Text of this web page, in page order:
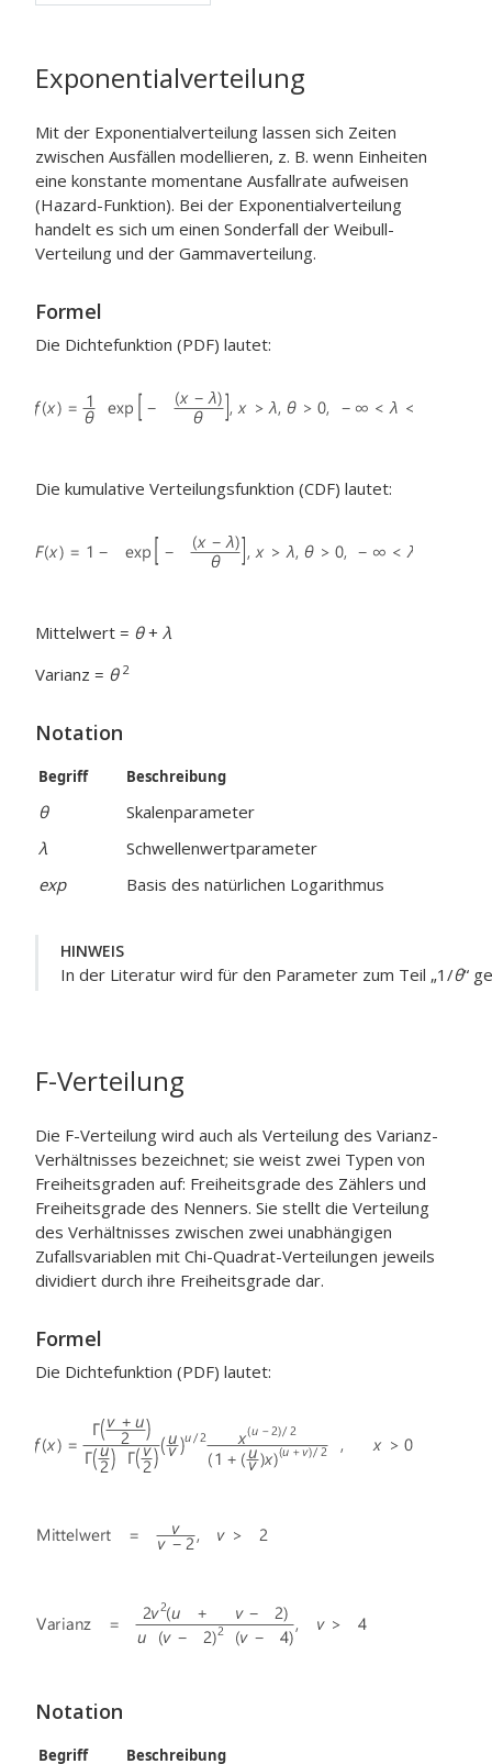
Exponentialverteilung
Mit der Exponentialverteilung lassen sich Zeiten
zwischen Ausfällen modellieren, z. B. wenn Einheiten
eine konstante momentane Ausfallrate aufweisen
(Hazard-Funktion). Bei der Exponentialverteilung
handelt es sich um einen Sonderfall der Weibull-
Verteilung und der Gammaverteilung.
Formel
Die Dichtefunktion (PDF) lautet:
Die kumulative Verteilungsfunktion (CDF) lautet:
Mittelwert = θ+ λ
Varianz = θ 2
Notation
Begriff Beschreibung
θ
Skalenparameter
λ
Schwellenwertparameter
exp
Basis des natürlichen Logarithmus
HINWEIS
In der Literatur wird für den Parameter zum Teil „1/θ“
F-Verteilung
Die F-Verteilung wird auch als Verteilung des Varianz-
Verhältnisses bezeichnet; sie weist zwei Typen von
Freiheitsgraden auf: Freiheitsgrade des Zählers und
Freiheitsgrade des Nenners. Sie stellt die Verteilung
des Verhältnisses zwischen zwei unabhängigen
Zufallsvariablen mit Chi-Quadrat-Verteilungen jeweils
dividiert durch ihre Freiheitsgrade dar.
Formel
Die Dichtefunktion (PDF) lautet:
Notation
Begriff Beschreibung